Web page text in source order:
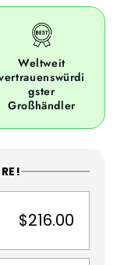
Weltweit
gster
Großhändler
$216.00